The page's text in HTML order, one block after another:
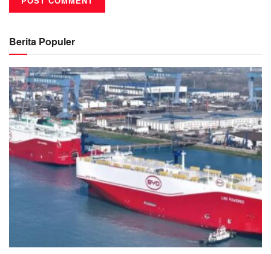
Berita Populer